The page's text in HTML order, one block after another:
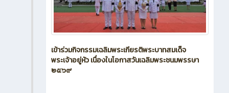
เข้าร่วมกิจกรรมเฉลิมพระเกียรติพระบาทสมเด็จ
พระเจ้าอยู่หัว เนื่องในโอกาสวันเฉลิมพระชนมพรรษา
๒๕๖๙